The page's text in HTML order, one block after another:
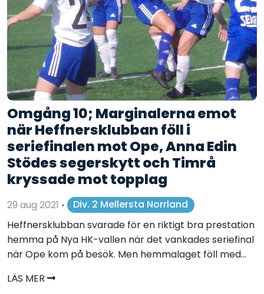
Omgång 10; Marginalerna emot
när Heffnersklubban föll i
seriefinalen mot Ope, Anna Edin
Stödes segerskytt och Timrå
kryssade mot topplag
29 aug 2021 •
Div. 2 Mellersta Norrland
Heffnersklubban svarade för en riktigt bra prestation
hemma på Nya HK-vallen när det vankades seriefinal
när Ope kom på besök. Men hemmalaget föll med...
LÄS MER